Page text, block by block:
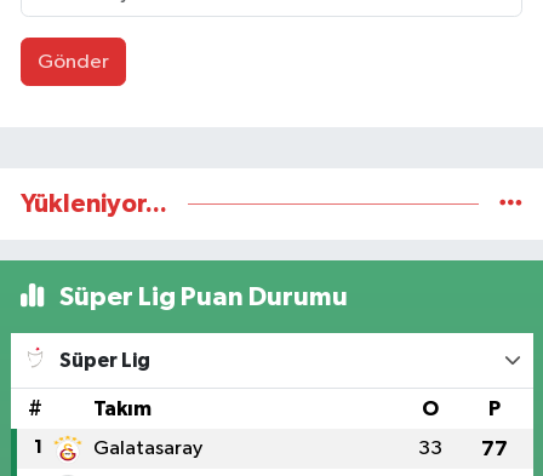
Gönder
Yükleniyor...
Süper Lig Puan Durumu
Süper Lig
# Takım O P
1 Galatasaray 33 77